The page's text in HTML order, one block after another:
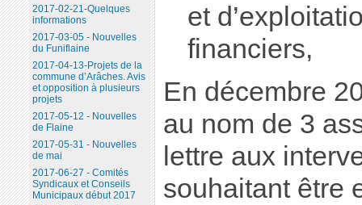
et
financiers,
En décembre
au nom de 3
lettre aux
souhaitant être
2017-02-21-Quelques
informations
2017-03-05 - Nouvelles
du Funiflaine
2017-04-13-Projets de la
commune d’Arâches. Avis
et opposition à plusieurs
projets
2017-05-12 - Nouvelles
de Flaine
2017-05-31 - Nouvelles
de mai
2017-06-27 - Comités
Syndicaux et Conseils
Municipaux début 2017